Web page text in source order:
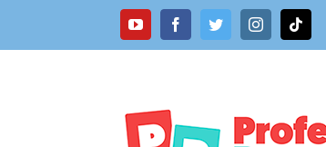
YouTubeFacebookTwitterInstagramTiktok